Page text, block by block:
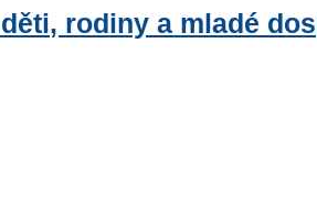
rodiny a mladé